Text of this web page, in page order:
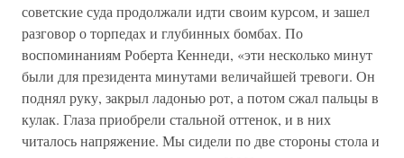
советские суда продолжали идти своим курсом, и зашел
разговор о торпедах и глубинных бомбах. По
воспоминаниям Роберта Кеннеди, «эти несколько минут
были для президента минутами величайшей тревоги. Он
поднял руку, закрыл ладонью рот, а потом сжал пальцы в
кулак. Глаза приобрели стальной оттенок, и в них
читалось напряжение. Мы сидели по две стороны стола и